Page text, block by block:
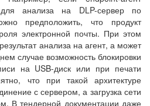
анализа на DLP-сервер по
предположить, что продукт
электронной почты. При этом
анализа на агент, а может
случае возможность блокировки
на USB-диск или при печати
что при такой архитектуре
с сервером, а загрузка сети
В тендерной документации даже